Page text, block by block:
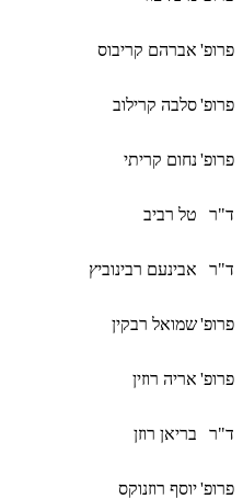
פרופ' אברהם קריבוס
פרופ'סלבה קרילוב
פרופ'נחום קריתי
ד"ר טל רביב
ד"ר אבינעם רבינוביץ
פרופ'שמואל רבקין
פרופ' אריה רוזין
ד"ר בריאן רוזן
פרופ'יוסף רוזנוקס